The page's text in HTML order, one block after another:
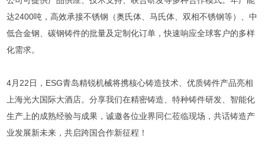
达2400吨，高效承接不锈钢（奥氏体、马氏体、双相不锈钢等）、中
低合金钢、碳钢铸件的批量及定制化订单，快速响应全球客户的多样
化需求。
4月22日，ESG青岛精锐机械将携核心铸造技术、优质铸件产品亮相
上海光大国际大酒店。分享我们在精密铸造、特种铸件研发、智能化
生产上的成熟经验与成果，诚邀各位业界同仁莅临现场，共话铸造产
业发展新未来，共启跨国合作新征程！